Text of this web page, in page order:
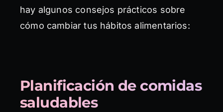
hay algunos consejos prácticos sobre
cómo cambiar tus hábitos alimentarios:
Planificación de comidas
saludables